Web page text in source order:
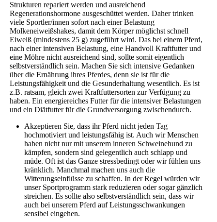
Strukturen repariert werden und ausreichend
Regenerationshormone ausgeschüttet werden. Daher trinken
viele Sportler/innen sofort nach einer Belastung
Molkeneiweißshakes, damit dem Körper möglichst schnell
Eiweiß (mindestens 25 g) zugeführt wird. Das bei einem Pferd,
nach einer intensiven Belastung, eine Handvoll Kraftfutter und
eine Möhre nicht ausreichend sind, sollte somit eigentlich
selbstverständlich sein. Machen Sie sich intensive Gedanken
über die Ernährung ihres Pferdes, denn sie ist für die
Leistungsfähigkeit und die Gesunderhaltung wesentlich. Es ist
z.B. ratsam, gleich zwei Kraftfuttersorten zur Verfügung zu
haben. Ein energiereiches Futter für die intensiver Belastungen
und ein Diätfutter für die Grundversorgung zwischendurch.
Akzeptieren Sie, dass ihr Pferd nicht jeden Tag
hochmotiviert und leistungsfähig ist. Auch wir Menschen
haben nicht nur mit unserem inneren Schweinehund zu
kämpfen, sondern sind gelegentlich auch schlapp und
müde. Oft ist das Ganze stressbedingt oder wir fühlen uns
kränklich. Manchmal machen uns auch die
Witterungseinflüsse zu schaffen. In der Regel würden wir
unser Sportprogramm stark reduzieren oder sogar gänzlich
streichen. Es sollte also selbstverständlich sein, dass wir
auch bei unserem Pferd auf Leistungsschwankungen
sensibel eingehen.